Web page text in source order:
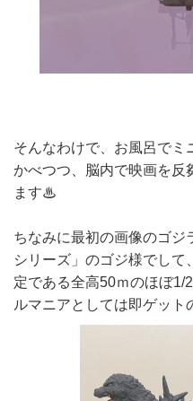
そんなわけで、お風呂でミ
かべつつ、脳内で映画を反
ます♨
ちなみに最初の画像のゴジ
シリーズ」のゴジ様でして
定である全高50ｍのほぼ1/
ルマニアとしては即ゲット